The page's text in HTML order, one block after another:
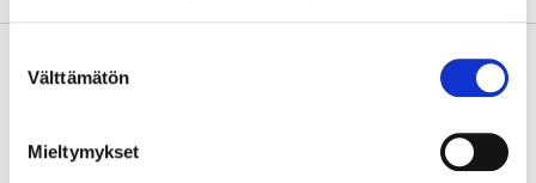
valinta
Välttämätön
MieltymyksetKöp & Hämta i ditt varuhus inom 2 timmar!